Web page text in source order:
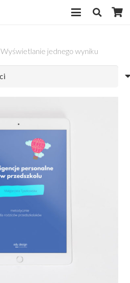
Wyświetlanie jednego wyniku